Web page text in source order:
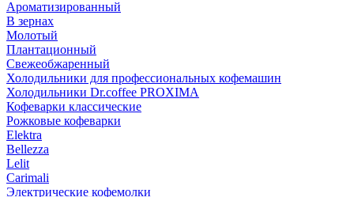
Ароматизированный
В зернах
Молотый
Плантационный
Свежеобжаренный
Холодильники для профессиональных кофемашин
Холодильники Dr.coffee PROXIMA
Кофеварки классические
Рожковые кофеварки
Elektra
Bellezza
Lelit
Carimali
Электрические кофемолки